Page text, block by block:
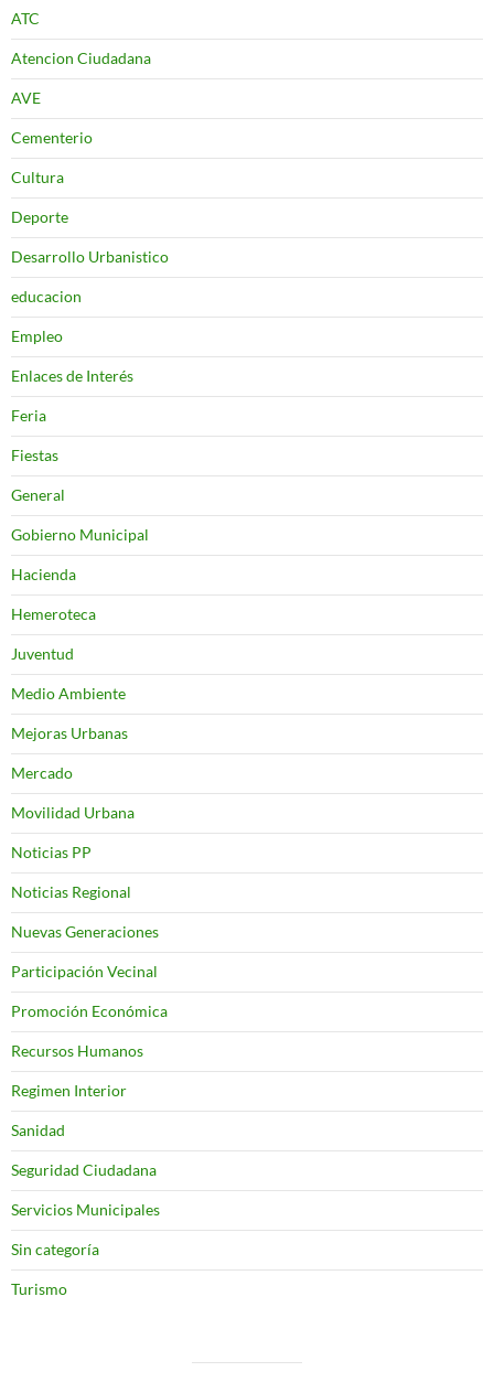
ATC
Atencion Ciudadana
AVE
Cementerio
Cultura
Deporte
Desarrollo Urbanistico
educacion
Empleo
Enlaces de Interés
Feria
Fiestas
General
Gobierno Municipal
Hacienda
Hemeroteca
Juventud
Medio Ambiente
Mejoras Urbanas
Mercado
Movilidad Urbana
Noticias PP
Noticias Regional
Nuevas Generaciones
Participación Vecinal
Promoción Económica
Recursos Humanos
Regimen Interior
Sanidad
Seguridad Ciudadana
Servicios Municipales
Sin categoría
Turismo